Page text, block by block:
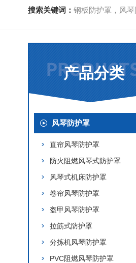
搜索关键词： 钢板防护罩，风琴
产品分类
风琴防护罩
直帘风琴防护罩
防火阻燃风琴式防护罩
风琴式机床防护罩
卷帘风琴防护罩
盔甲风琴防护罩
拉筋式防护罩
分拣机风琴防护罩
PVC阻燃风琴防护罩